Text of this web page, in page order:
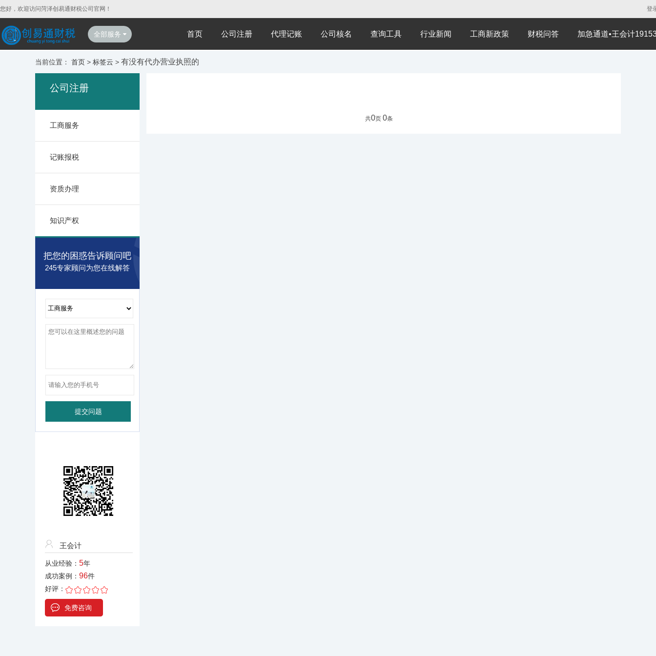
您好，欢迎访问菏泽创易通财税公司官网！ 登
全部服务 首页 公司注册 代理记账 公司核名 查询工具 行业新闻 工商新政策 财税问答 加急通道•王会计
当前位置： 首页 > 标签云 > 有没有代办营业执照的
公司注册
工商服务
记账报税
资质办理
知识产权
把您的困惑告诉顾问吧
245专家顾问为您在线解答
王会计
从业经验： 5年
成功案例： 96件
好评：
免费咨询
共0页 0条